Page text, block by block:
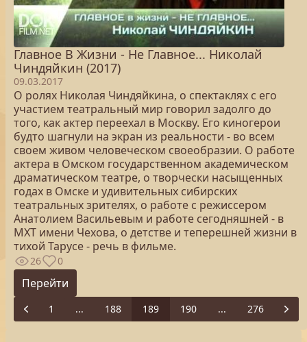
Главное В Жизни - Не Главное... Николай
Чиндяйкин (2017)
09.03.2017
О ролях Николая Чиндяйкина, о спектаклях с его
участием театральный мир говорил задолго до
того, как актер переехал в Москву. Его киногерои
будто шагнули на экран из реальности - во всем
своем живом человеческом своеобразии. О работе
актера в Омском государственном академическом
драматическом театре, о творчески насыщенных
годах в Омске и удивительных сибирских
театральных зрителях, о работе с режиссером
Анатолием Васильевым и работе сегодняшней - в
МХТ имени Чехова, о детстве и теперешней жизни в
тихой Тарусе - речь в фильме.
26 0
Перейти
Previous
1 ... 188 189 190 ... 276 Next